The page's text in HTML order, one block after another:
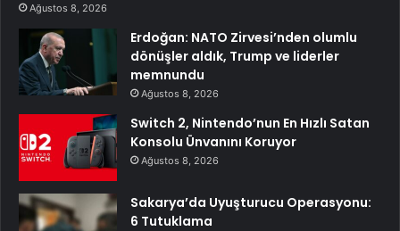
Ağustos 8, 2026
Erdoğan: NATO Zirvesi’nden olumlu
dönüşler aldık, Trump ve liderler
memnundu
Ağustos 8, 2026
Switch 2, Nintendo’nun En Hızlı Satan
Konsolu Ünvanını Koruyor
Ağustos 8, 2026
Sakarya’da Uyuşturucu Operasyonu:
6 Tutuklama